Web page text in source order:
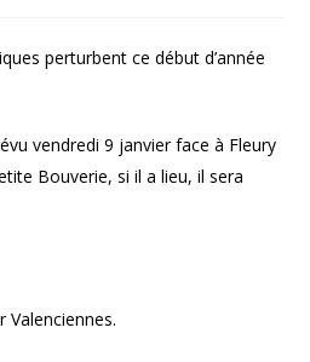
perturbent ce début d’année
vendredi 9 janvier face à Fleury
Bouverie, si il a lieu, il sera
Valenciennes.